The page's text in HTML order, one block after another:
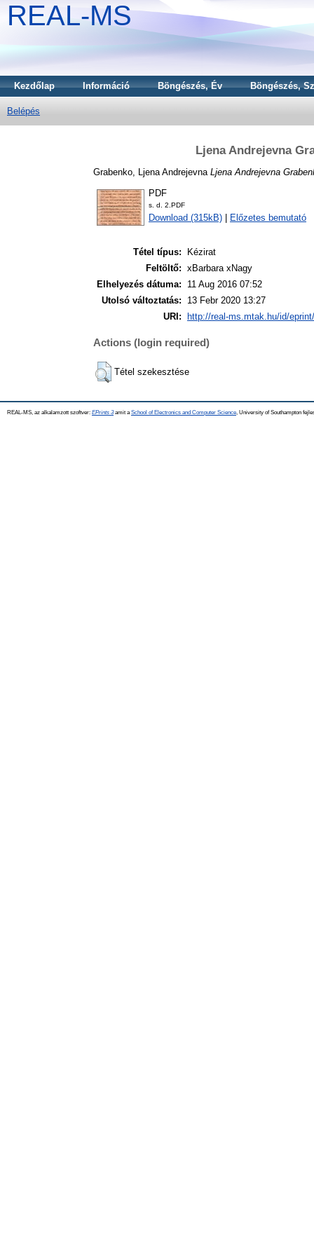
REAL-MS
Kezdőlap Információ Böngészés, Év Böngészés,
Belépés
Ljena Andrejevna
Grabenko, Ljena Andrejevna Ljena Andrejevna
PDF
s. d. 2.PDF
Download (315kB) Előzetes bemutató
Tétel típus:
Kézirat
Feltöltő: xBarbara xNagy
Elhelyezés dátuma:
11 Aug 2016 07:52
Utolsó változtatás:
13 Febr 2020 13:27
URI:
http://real-ms.mtak.hu/id/
Actions (login required)
Tétel szekesztése
REAL-MS, az alkalamzott szoftver: EPrints 3amit a School of Electronics and Computer Science , University of Southampton